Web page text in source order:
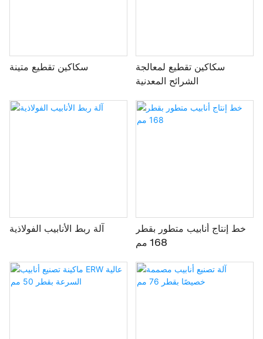
سكاكين تقطيع متينة
سكاكين تقطيع لمعالجة
الشرائح المعدنية
آلة ربط الأنابيب الفولاذية
خط إنتاج أنابيب متطور بقطر
168 مم